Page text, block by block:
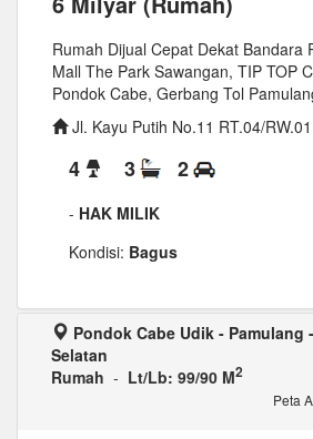
Rumah Dijual Cepat Dekat Bandara
Mall The Park Sawangan, TIP TOP
Pondok Cabe, Gerbang Tol
Jl. Kayu Putih No.11 RT.04/
4 3 2
- HAK MILIK
Kondisi: Bagus
Pondok Cabe Udik - Pamulang
Selatan
Rumah - Lt/Lb: 99/90 M2
Peta